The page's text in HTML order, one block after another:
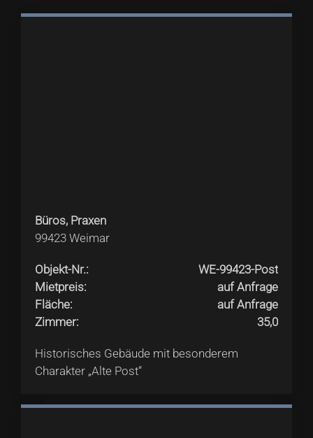
Büros, Praxen
99423 Weimar
Objekt-Nr.:
WE-99423-Post
Mietpreis:
auf Anfrage
Fläche:
auf Anfrage
Zimmer: 35,0
Historisches Gebäude mit besonderem
Charakter „Alte Post“